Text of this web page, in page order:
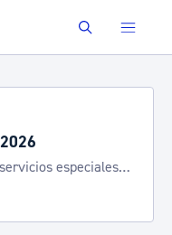
Buscar
especiales